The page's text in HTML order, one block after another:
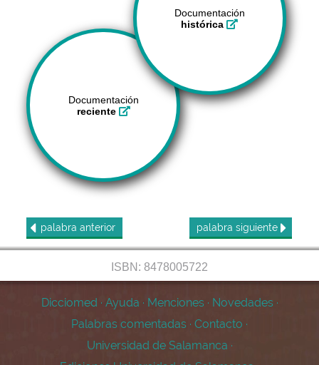
Documentación
histórica
Documentación
reciente
palabra anterior palabra siguiente
ISBN: 8478005722
Dicciomed · Ayuda · Menciones · Novedades ·
Palabras comentadas · Contacto ·
Universidad de Salamanca ·